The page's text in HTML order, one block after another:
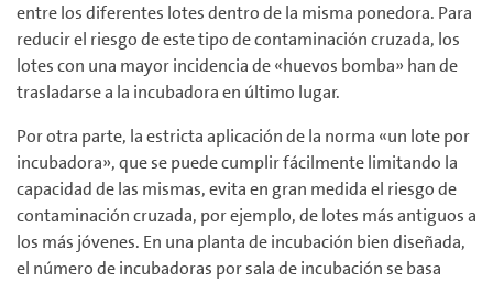
entre los diferentes lotes dentro de la misma ponedora. Para
reducir el riesgo de este tipo de contaminación cruzada, los
lotes con una mayor incidencia de «huevos bomba» han de
trasladarse a la incubadora en último lugar.
Por otra parte, la estricta aplicación de la norma «un lote por
incubadora», que se puede cumplir fácilmente limitando la
capacidad de las mismas, evita en gran medida el riesgo de
contaminación cruzada, por ejemplo, de lotes más antiguos a
los más jóvenes. En una planta de incubación bien diseñada,
el número de incubadoras por sala de incubación se basa